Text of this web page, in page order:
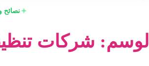
نصائح
الوسم: شركات